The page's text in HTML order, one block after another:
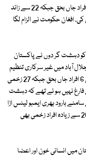
میں انٹر کانٹی نینیٹل ہوٹل پر حملہ کیا جس میں 46 افراد جاں بحق جبکہ 22 سے زائد
افغان حکومت نے الزام لگا
میں تھا کہ چند دن بعد 24 جنوری کو دہشت گر دوں نے پاکستان
آباد میں غیر سرکاری تنظیم
'سیو دی چلڈرن' کے دفتر کو نشانہ بنا یا ۔اس حملہ میں 6 افراد جاں بحق جبکہ 27 زخمی
فارغ نہیں ہو ئے تھے کہ دہشت
بارود بھری ایمبو لینس اڑا
دی جس میں 100سے زیادہ لوگ مارے گئے جبکہ 200 سے زیادہ افراد زخمی بھی
میں انسانی خون اور اعضا